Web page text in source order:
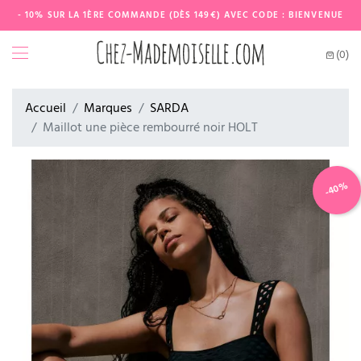
- 10% SUR LA 1ÈRE COMMANDE (DÈS 149€) AVEC CODE : BIENVENUE
(0)
Accueil Marques
SARDA
Maillot une pièce rembourré noir HOLT
-40%